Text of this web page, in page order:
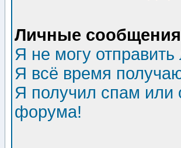
Личные сообщения
Я не могу
Я всё время
Я получил спам или
форума!